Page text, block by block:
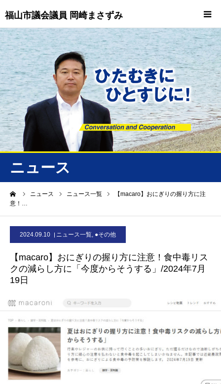
福山市議会議員 岡崎まさずみ
ニュース
ニュース ニュース一覧
【macaro】おにぎりの握り方に注
意！…
2024.09.10 ニュース一覧, ●その他
【macaro】おにぎりの握り方に注意！食中毒リス
クの減らし方に「今度からそうする」/2024年7月
19日
HOME
重要情報
プロフィール
ニュース/トピックス
ニュース
お問合せ